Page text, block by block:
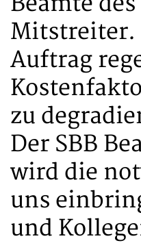
Mitstreiter.
Auftrag
zu
Der SBB
wird die
uns
und